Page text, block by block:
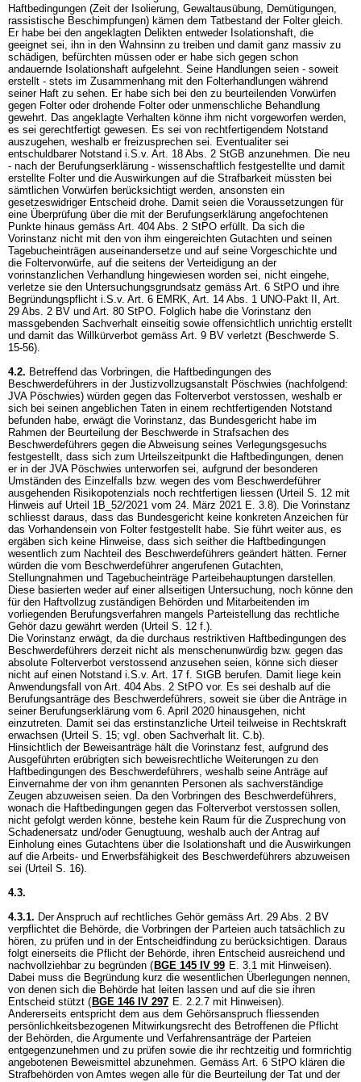
Haftbedingungen (Zeit der Isolierung, Gewaltausübung, Demütigungen,
rassistische Beschimpfungen) kämen dem Tatbestand der Folter gleich.
Er habe bei den angeklagten Delikten entweder Isolationshaft, die
geeignet sei, ihn in den Wahnsinn zu treiben und damit ganz massiv zu
schädigen, befürchten müssen oder er habe sich gegen schon
andauernde Isolationshaft aufgelehnt. Seine Handlungen seien - soweit
erstellt - stets im Zusammenhang mit den Folterhandlungen während
seiner Haft zu sehen. Er habe sich bei den zu beurteilenden Vorwürfen
gegen Folter oder drohende Folter oder unmenschliche Behandlung
gewehrt. Das angeklagte Verhalten könne ihm nicht vorgeworfen werden,
es sei gerechtfertigt gewesen. Es sei von rechtfertigendem Notstand
auszugehen, weshalb er freizusprechen sei. Eventualiter sei
entschuldbarer Notstand i.S.v. Art. 18 Abs. 2 StGB anzunehmen. Die neu
- nach der Berufungserklärung - wissenschaftlich festgestellte und damit
erstellte Folter und die Auswirkungen auf die Strafbarkeit müssten bei
sämtlichen Vorwürfen berücksichtigt werden, ansonsten ein
gesetzeswidriger Entscheid drohe. Damit seien die Voraussetzungen für
eine Überprüfung über die mit der Berufungserklärung angefochtenen
Punkte hinaus gemäss Art. 404 Abs. 2 StPO erfüllt. Da sich die
Vorinstanz nicht mit den von ihm eingereichten Gutachten und seinen
Tagebucheinträgen auseinandersetze und auf seine Vorgeschichte und
die Foltervorwürfe, auf die seitens der Verteidigung an der
vorinstanzlichen Verhandlung hingewiesen worden sei, nicht eingehe,
verletze sie den Untersuchungsgrundsatz gemäss Art. 6 StPO und ihre
Begründungspflicht i.S.v. Art. 6 EMRK, Art. 14 Abs. 1 UNO-Pakt II , Art.
29 Abs. 2 BV und Art. 80 StPO. Folglich habe die Vorinstanz den
massgebenden Sachverhalt einseitig sowie offensichtlich unrichtig erstellt
und damit das Willkürverbot gemäss Art. 9 BV verletzt (Beschwerde S.
15-56).
4.2. Betreffend das Vorbringen, die Haftbedingungen des
Beschwerdeführers in der Justizvollzugsanstalt Pöschwies (nachfolgend:
JVA Pöschwies) würden gegen das Folterverbot verstossen, weshalb er
sich bei seinen angeblichen Taten in einem rechtfertigenden Notstand
befunden habe, erwägt die Vorinstanz, das Bundesgericht habe im
Rahmen der Beurteilung der Beschwerde in Strafsachen des
Beschwerdeführers gegen die Abweisung seines Verlegungsgesuchs
festgestellt, dass sich zum Urteilszeitpunkt die Haftbedingungen, denen
er in der JVA Pöschwies unterworfen sei, aufgrund der besonderen
Umständen des Einzelfalls bzw. wegen des vom Beschwerdeführer
ausgehenden Risikopotenzials noch rechtfertigen liessen (Urteil S. 12 mit
Hinweis auf Urteil 1B_52/2021 vom 24. März 2021 E. 3.8). Die Vorinstanz
schliesst daraus, dass das Bundesgericht keine konkreten Anzeichen für
das Vorhandensein von Folter festgestellt habe. Sie führt weiter aus, es
ergäben sich keine Hinweise, dass sich seither die Haftbedingungen
wesentlich zum Nachteil des Beschwerdeführers geändert hätten. Ferner
würden die vom Beschwerdeführer angerufenen Gutachten,
Stellungnahmen und Tagebucheinträge Parteibehauptungen darstellen.
Diese basierten weder auf einer allseitigen Untersuchung, noch könne den
für den Haftvollzug zuständigen Behörden und Mitarbeitenden im
vorliegenden Berufungsverfahren mangels Parteistellung das rechtliche
Gehör dazu gewährt werden (Urteil S. 12 f.).
Die Vorinstanz erwägt, da die durchaus restriktiven Haftbedingungen des
Beschwerdeführers derzeit nicht als menschenunwürdig bzw. gegen das
absolute Folterverbot verstossend anzusehen seien, könne sich dieser
nicht auf einen Notstand i.S.v. Art. 17 f. StGB berufen. Damit liege kein
Anwendungsfall von Art. 404 Abs. 2 StPO vor. Es sei deshalb auf die
Berufungsanträge des Beschwerdeführers, soweit sie über die Anträge in
seiner Berufungserklärung vom 6. April 2020 hinausgehen, nicht
einzutreten. Damit sei das erstinstanzliche Urteil teilweise in Rechtskraft
erwachsen (Urteil S. 15; vgl. oben Sachverhalt lit. C.b).
Hinsichtlich der Beweisanträge hält die Vorinstanz fest, aufgrund des
Ausgeführten erübrigten sich beweisrechtliche Weiterungen zu den
Haftbedingungen des Beschwerdeführers, weshalb seine Anträge auf
Einvernahme der von ihm genannten Personen als sachverständige
Zeugen abzuweisen seien. Da den Vorbringen des Beschwerdeführers,
wonach die Haftbedingungen gegen das Folterverbot verstossen sollen,
nicht gefolgt werden könne, bestehe kein Raum für die Zusprechung von
Schadenersatz und/oder Genugtuung, weshalb auch der Antrag auf
Einholung eines Gutachtens über die Isolationshaft und die Auswirkungen
auf die Arbeits- und Erwerbsfähigkeit des Beschwerdeführers abzuweisen
sei (Urteil S. 16).
4.3.
4.3.1. Der Anspruch auf rechtliches Gehör gemäss Art. 29 Abs. 2 BV
verpflichtet die Behörde, die Vorbringen der Parteien auch tatsächlich zu
hören, zu prüfen und in der Entscheidfindung zu berücksichtigen. Daraus
folgt einerseits die Pflicht der Behörde, ihren Entscheid ausreichend und
nachvollziehbar zu begründen ( BGE 145 IV 99 E. 3.1 mit Hinweisen).
Dabei muss die Begründung kurz die wesentlichen Überlegungen nennen,
von denen sich die Behörde hat leiten lassen und auf die sie ihren
Entscheid stützt ( BGE 146 IV 297 E. 2.2.7 mit Hinweisen).
Andererseits entspricht dem aus dem Gehörsanspruch fliessenden
persönlichkeitsbezogenen Mitwirkungsrecht des Betroffenen die Pflicht
der Behörden, die Argumente und Verfahrensanträge der Parteien
entgegenzunehmen und zu prüfen sowie die ihr rechtzeitig und formrichtig
angebotenen Beweismittel abzunehmen. Gemäss Art. 6 StPO klären die
Strafbehörden von Amtes wegen alle für die Beurteilung der Tat und der